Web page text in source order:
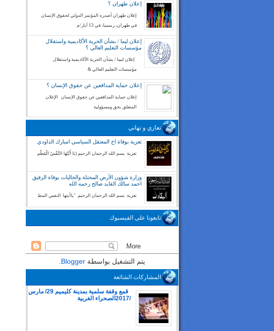
إعلان طهران ؟
إعلان طهران أصدره المؤتمر الدولي لحقوق الإنسان
في طهران، رسميا، في 13 آيار/م
إعلان ليما / بشأن الحرية الأكاديمية واستقلال
مؤسسات التعليم العالي ؟
إعلان ليما / بشأن الحرية الأكاديمية واستقلال
مؤسسات التعليم العالي &
إعلان حماية المدافعين عن حقوق الإنسان ؟
إعلان حماية المدافعين عن حقوق الإنسان الإعلان
المتعلق بحق ومسؤولية
تعازي و تهاني
تعزية بوفاة اخ المعتقل السياسي امبارك الداودي
تعزية بسم الله الرحمان الرحيم (يَا أَيَّتُهَا النَّفْسُ الْمُطْم
وزارة شؤون الأرض المحتلة والجاليات بوفاة الرفيق
احمد سالك القايد صالح رحمه الله
تعزية بسم الله الرحمان الرحيم "ياأيتها النفس المط
تابعونا على الفيسبوك
يتم التشغيل بواسطة Blogger
المشاركات الشائعة
قمع وقفة سلمية بمدينة كليميم 29/ مارس
/2017الصحراء الغربية